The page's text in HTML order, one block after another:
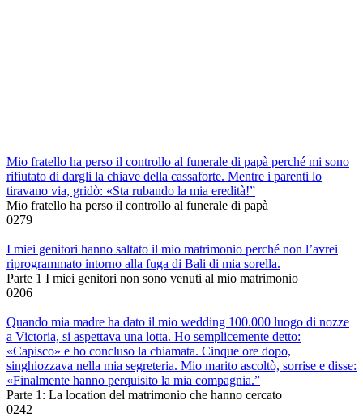
Mio fratello ha perso il controllo al funerale di papà perché mi sono
rifiutato di dargli la chiave della cassaforte. Mentre i parenti lo
tiravano via, gridò: «Sta rubando la mia eredità!”
Mio fratello ha perso il controllo al funerale di papà
0279
I miei genitori hanno saltato il mio matrimonio perché non l’avrei
riprogrammato intorno alla fuga di Bali di mia sorella.
Parte 1 I miei genitori non sono venuti al mio matrimonio
0206
Quando mia madre ha dato il mio wedding 100.000 luogo di nozze
a Victoria, si aspettava una lotta. Ho semplicemente detto:
«Capisco» e ho concluso la chiamata. Cinque ore dopo,
singhiozzava nella mia segreteria. Mio marito ascoltò, sorrise e disse:
«Finalmente hanno perquisito la mia compagnia.”
Parte 1: La location del matrimonio che hanno cercato
0242